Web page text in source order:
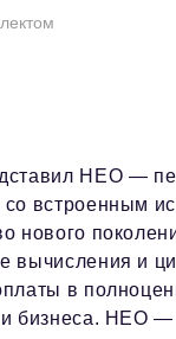
НЕО —
встроенным
нового
вычисления и
в
и бизнеса. НЕО —